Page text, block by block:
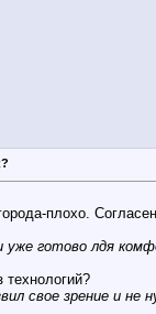
плохо.
готово лдя
технологий?
свое зрение и не